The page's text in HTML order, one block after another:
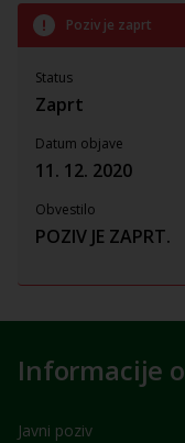
Informacije
Javni poziv
Poziv je zaprt
Status
Zaprt
Datum objave
11. 12. 2020
Obvestilo
POZIV JE ZAPRT.